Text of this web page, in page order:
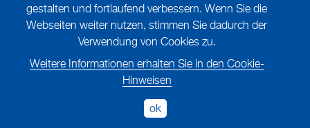
gestalten und fortlaufend verbessern. Wenn Sie die
Webseiten weiter nutzen, stimmen Sie dadurch der
Verwendung von Cookies zu.
Weitere Informationen erhalten Sie in den Cookie-
Hinweisen
ok